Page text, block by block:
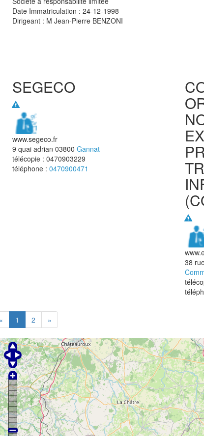
Date Immatriculation : 24-12-1998
Dirigeant : M Jean-Pierre BENZONI
SEGECO
www.segeco.fr
9 quai adrian 03800 Gannat
télécopie : 0470903229
téléphone : 0470900471
38
1 2 »